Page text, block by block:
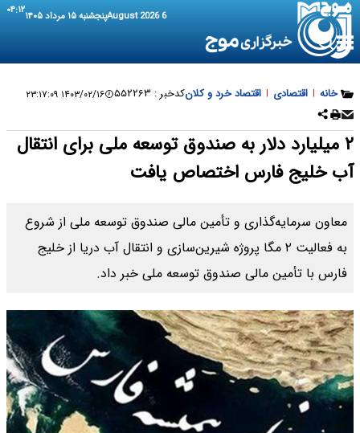
6 August 2026 پنجشنبه ۱۵ مرداد ۱۴۰۵ ۰۴:۱۲
خانه | اقتصادی | اقتصاد خرد و کلانکدخبر : ۵۵۲۲۶۳ ۱۴۰۳/۰۲/۱۶ ۲۳:۱۷:۰۹
۲ میلیارد دلار به صندوق توسعه ملی برای انتقال
آب خلیج فارس اختصاص یافت
معاون سرمایه‌گذاری و تأمین مالی صندوق توسعه ملی از شروع
به فعالیت ۲ مگا ‌پروژه شیرین‌سازی و انتقال آب دریا ‌از خلیج
فارس با تأمین مالی صندوق توسعه ملی خبر داد.‌